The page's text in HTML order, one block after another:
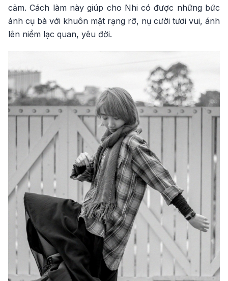
cảm. Cách làm này giúp cho Nhi có được những bức
ảnh cụ bà với khuôn mặt rạng rỡ, nụ cười tươi vui, ánh
lên niềm lạc quan, yêu đời.